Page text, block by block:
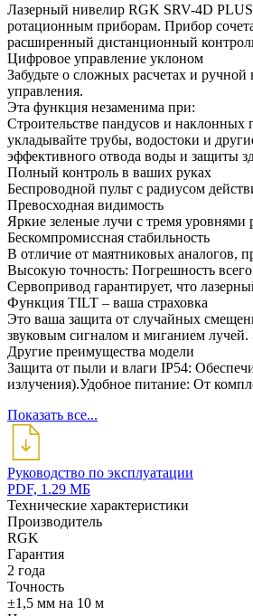
Лазерный нивелир RGK SRV-4D PLUS
ротационным приборам. Прибор
расширенный дистанционный
Цифровое управление уклоном
Забудьте о сложных расчетах и
управления.
Эта функция незаменима при:
Строительстве пандусов и наклонных
укладывайте трубы, водостоки и
эффективного отвода воды и защиты
Полный контроль в ваших руках
Беспроводной пульт с радиусом
Превосходная видимость
Яркие зеленые лучи с тремя
Бескомпромиссная стабильность
В отличие от маятниковых аналогов,
Высокую точность: Погрешность
Сервопривод гарантирует, что
Функция TILT – ваша страховка
Это ваша защита от случайных
звуковым сигналом и миганием лучей.
Другие преимущества модели
Защита от пыли и влаги IP54:
излучения).Удобное питание: От
Показать все...
Руководство по эксплуатации
PDF, 1.29 МБ
Технические характеристики
Производитель
RGK
Гарантия
2 года
Точность
±1,5 мм на 10 м